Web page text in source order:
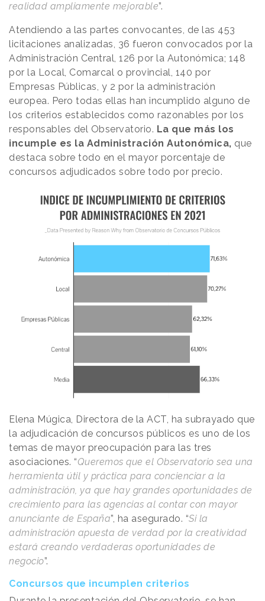
realidad ampliamente mejorable”.
Atendiendo a las partes convocantes, de las 453
licitaciones analizadas, 36 fueron convocados por la
Administración Central, 126 por la Autonómica; 148
por la Local, Comarcal o provincial, 140 por
Empresas Públicas, y 2 por la administración
europea. Pero todas ellas han incumplido alguno de
los criterios establecidos como razonables por los
responsables del Observatorio. La que más los
incumple es la Administración Autonómica, que
destaca sobre todo en el mayor porcentaje de
concursos adjudicados sobre todo por precio.
Elena Múgica, Directora de la ACT, ha subrayado que
la adjudicación de concursos públicos es uno de los
temas de mayor preocupación para las tres
asociaciones. “Queremos que el Observatorio sea una
herramienta útil y práctica para concienciar a la
administración, ya que hay grandes oportunidades de
crecimiento para las agencias al contar con mayor
anunciante de España”, ha asegurado. “Si la
administración apuesta de verdad por la creatividad
estará creando verdaderas oportunidades de
negocio”.
Concursos que incumplen criterios